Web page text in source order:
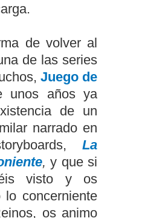
de volver al
de las series
Juego de
unos años ya
de un
narrado en
La
,y que si
visto y os
lo concerniente
os animo